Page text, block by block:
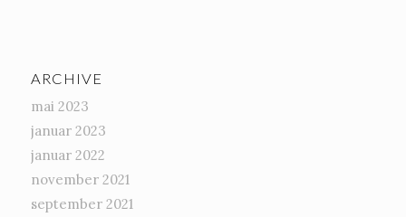
ARCHIVE
mai 2023
januar 2023
januar 2022
november 2021
september 2021